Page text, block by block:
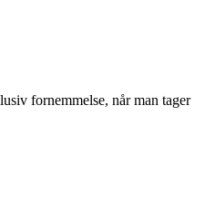
fornemmelse, når man tager